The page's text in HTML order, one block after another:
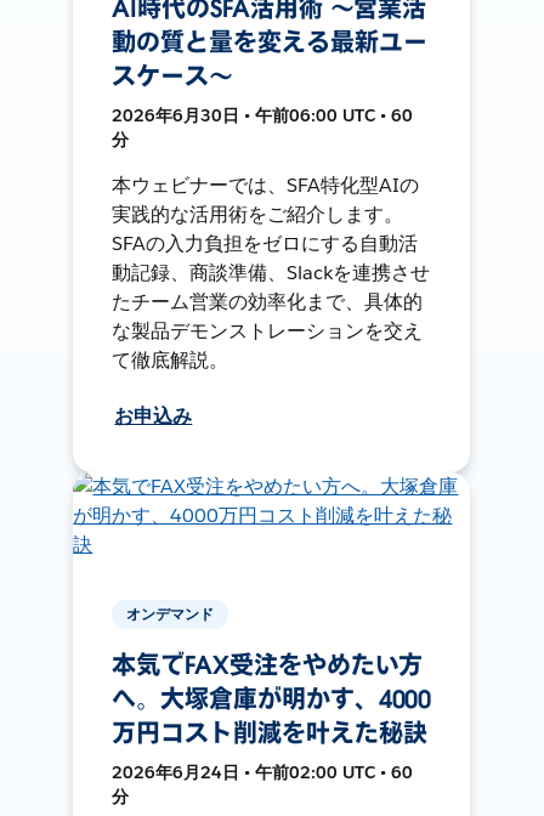
AI時代のSFA活用術 〜営業活
動の質と量を変える最新ユー
スケース〜
2026年6月30日 • 午前06:00 UTC • 60
分
本ウェビナーでは、SFA特化型AIの
実践的な活用術をご紹介します。
SFAの入力負担をゼロにする自動活
動記録、商談準備、Slackを連携させ
たチーム営業の効率化まで、具体的
な製品デモンストレーションを交え
て徹底解説。
お申込み
オンデマンド
本気でFAX受注をやめたい方
へ。大塚倉庫が明かす、4000
万円コスト削減を叶えた秘訣
2026年6月24日 • 午前02:00 UTC • 60
分